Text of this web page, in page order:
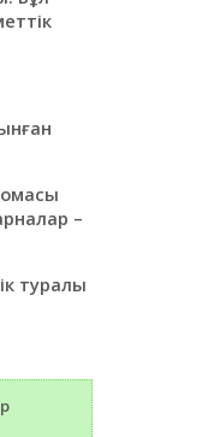
–
туралы